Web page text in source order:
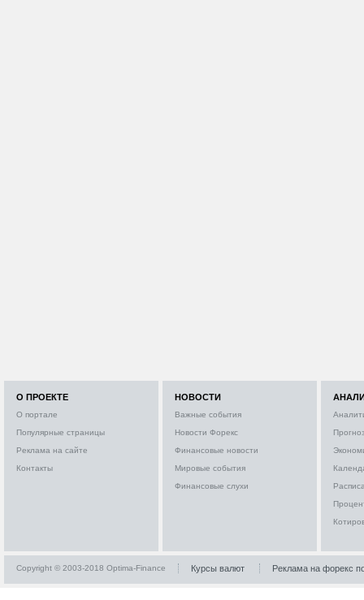
О ПРОЕКТЕ
О портале
Популярные страницы
Реклама на сайте
Контакты
НОВОСТИ
Важные события
Новости Форекс
Финансовые новости
Мировые события
Финансовые слухи
Copyright © 2003-2018 Optima-Finance Курсы валют Реклама на форекс